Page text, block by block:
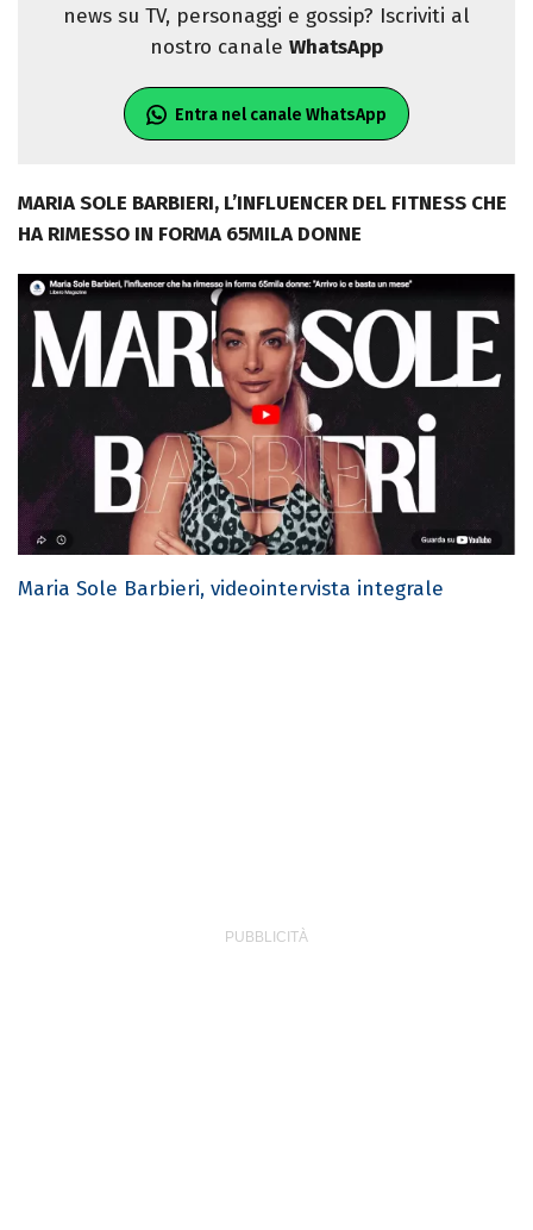
news su TV, personaggi e gossip? Iscriviti al
nostro canale WhatsApp
Entra nel canale WhatsApp
MARIA SOLE BARBIERI, L’INFLUENCER DEL FITNESS CHE
HA RIMESSO IN FORMA 65MILA DONNE
Maria Sole Barbieri, videointervista integrale